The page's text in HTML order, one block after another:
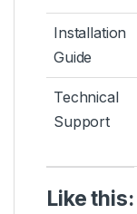
Installation
Guide
Technical
Support
Like this: